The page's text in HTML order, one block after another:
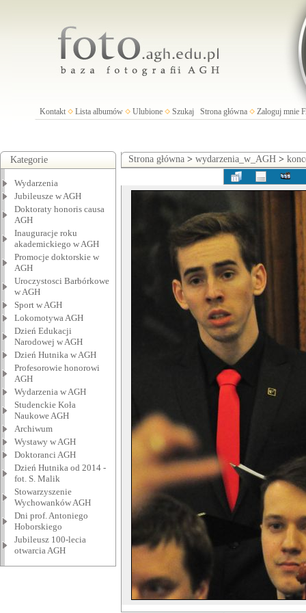
Kontakt Lista albumów Ulubione Szukaj Strona główna Zaloguj mnie
Kategorie
Wydarzenia
Jubileusze w AGH
Doktoraty honoris causa
AGH
Inauguracje roku
akademickiego w AGH
Promocje doktorskie w
AGH
Uroczystosci Barbórkowe
w AGH
Sport w AGH
Lokomotywa AGH
Dzień Edukacji
Narodowej w AGH
Dzień Hutnika w AGH
Profesorowie honorowi
AGH
Wydarzenia w AGH
Studenckie Koła
Naukowe AGH
Archiwum
Wystawy w AGH
Doktoranci AGH
Dzień Hutnika od 2014 -
fot. S. Malik
Stowarzyszenie
Wychowanków AGH
Dni prof. Antoniego
Hoborskiego
Jubileusz 100-lecia
otwarcia AGH
Strona główna > wydarzenia_w_AGH >